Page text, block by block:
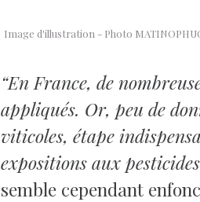
Image d'illustration - Photo
“En France, de
appliqués. Or, peu de
viticoles, étape
expositions aux
semble cependant